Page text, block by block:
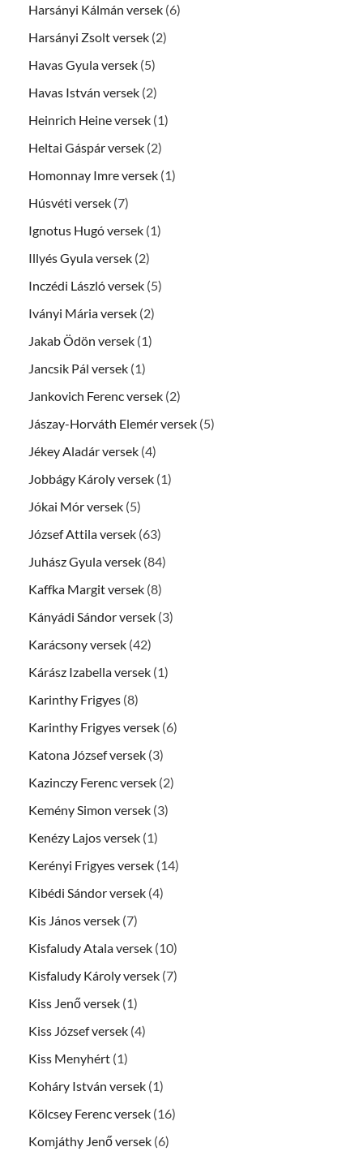
Harsányi Kálmán versek (6)
Harsányi Zsolt versek (2)
Havas Gyula versek (5)
Havas István versek (2)
Heinrich Heine versek (1)
Heltai Gáspár versek (2)
Homonnay Imre versek (1)
Húsvéti versek (7)
Ignotus Hugó versek (1)
Illyés Gyula versek (2)
Inczédi László versek (5)
Iványi Mária versek (2)
Jakab Ödön versek (1)
Jancsik Pál versek (1)
Jankovich Ferenc versek (2)
Jászay-Horváth Elemér versek (5)
Jékey Aladár versek (4)
Jobbágy Károly versek (1)
Jókai Mór versek (5)
József Attila versek (63)
Juhász Gyula versek (84)
Kaffka Margit versek (8)
Kányádi Sándor versek (3)
Karácsony versek (42)
Kárász Izabella versek (1)
Karinthy Frigyes (8)
Karinthy Frigyes versek (6)
Katona József versek (3)
Kazinczy Ferenc versek (2)
Kemény Simon versek (3)
Kenézy Lajos versek (1)
Kerényi Frigyes versek (14)
Kibédi Sándor versek (4)
Kis János versek (7)
Kisfaludy Atala versek (10)
Kisfaludy Károly versek (7)
Kiss Jenő versek (1)
Kiss József versek (4)
Kiss Menyhért (1)
Koháry István versek (1)
Kölcsey Ferenc versek (16)
Komjáthy Jenő versek (6)